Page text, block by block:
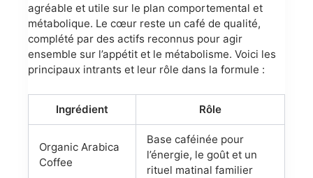
agréable et utile sur le plan comportemental et
métabolique. Le cœur reste un café de qualité,
complété par des actifs reconnus pour agir
ensemble sur l’appétit et le métabolisme. Voici les
principaux intrants et leur rôle dans la formule :
Ingrédient Rôle
Organic Arabica
Coffee
Base caféinée pour
l’énergie, le goût et un
rituel matinal familier